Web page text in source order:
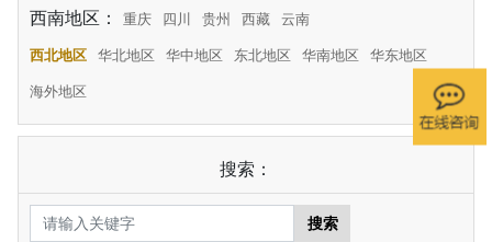
西南地区： 重庆 四川 贵州 西藏 云南
西北地区 华北地区 华中地区 东北地区 华南地区 华东地区
海外地区
搜索：
搜索